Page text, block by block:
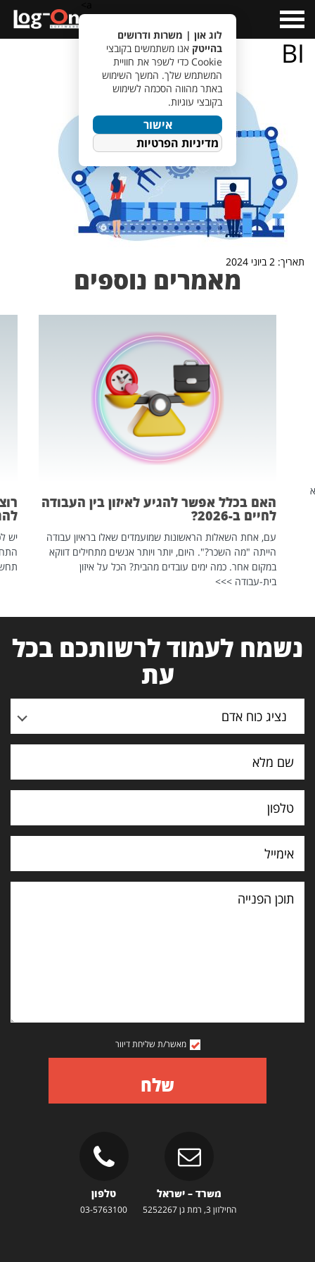
Menu
BI
תאריך: 2 ביוני 2024
מאמרים נוספים
האם בכלל אפשר להגיע לאיזון בין העבודה
לחיים ב-2026?
עם, אחת השאלות הראשונות שמועמדים שאלו בראיון עבודה
הייתה "מה השכר?". היום, יותר ויותר אנשים מתחילים דווקא
במקום אחר. כמה ימים עובדים מהבית? הכל על איזון
בית-עבודה >>>
יש
נשמח לעמוד לרשותכם בכל
עת
נציג כוח אדם
תוכן
הפנייה
מאשר/ת שליחת דיוור
שלח
משרד – ישראל
החילזון 3, רמת גן 5252267
טלפון
03-5763100
לוג און | משרות ודרושים
בהייטק אנו משתמשים בקובצי
Cookie כדי לשפר את חוויית
המשתמש שלך. המשך השימוש
באתר מהווה הסכמה לשימוש
בקובצי עוגיות.
אישור
מדיניות הפרטיות